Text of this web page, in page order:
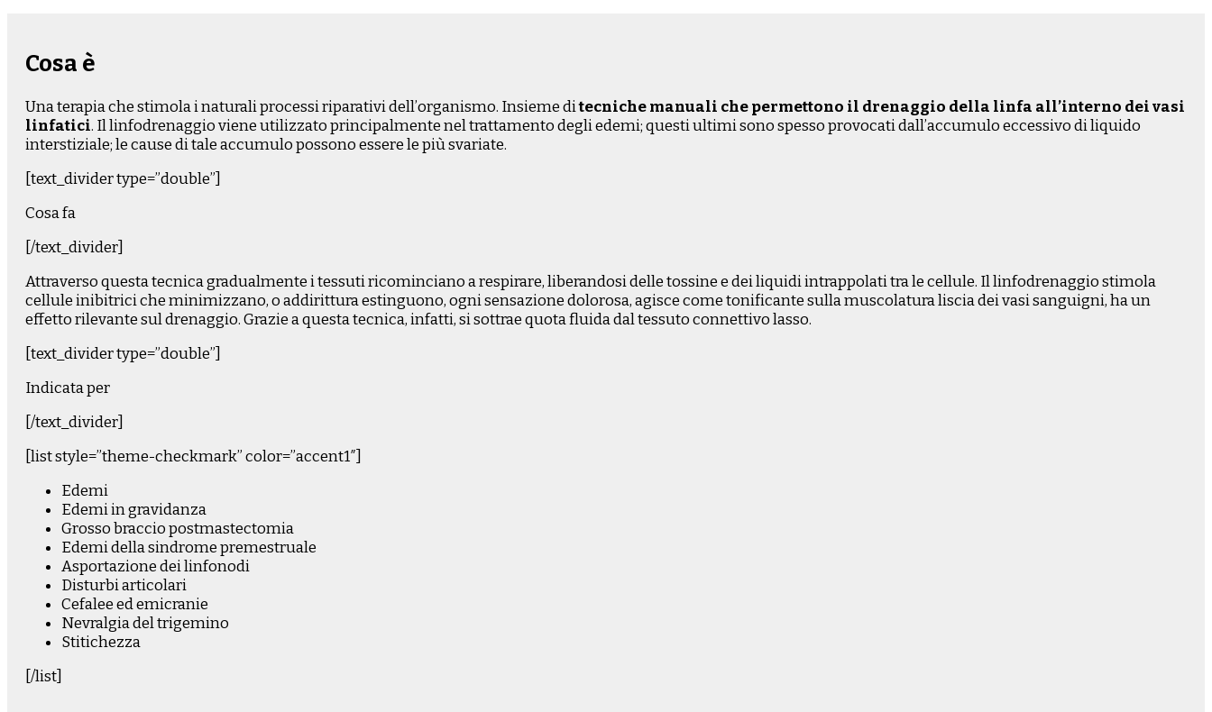
Cosa è
Una terapia che stimola i naturali processi riparativi dell’organismo. Insieme ditecniche manuali che permettono il drenaggio della linfa all’interno dei vasi
linfatici. Il linfodrenaggio viene utilizzato principalmente nel trattamento degli edemi; questi ultimi sono spesso provocati dall’accumulo eccessivo di liquido
interstiziale; le cause di tale accumulo possono essere le più svariate.
[text_divider type=”double”]
Cosa fa
[/text_divider]
Attraverso questa tecnica gradualmente i tessuti ricominciano a respirare, liberandosi delle tossine e dei liquidi intrappolati tra le cellule. Il linfodrenaggio stimola
cellule inibitrici che minimizzano, o addirittura estinguono, ogni sensazione dolorosa, agisce come tonificante sulla muscolatura liscia dei vasi sanguigni, ha un
effetto rilevante sul drenaggio. Grazie a questa tecnica, infatti, si sottrae quota fluida dal tessuto connettivo lasso.
[text_divider type=”double”]
Indicata per
[/text_divider]
[list style=”theme-checkmark” color=”accent1″]
Edemi
Edemi in gravidanza
Grosso braccio postmastectomia
Edemi della sindrome premestruale
Asportazione dei linfonodi
Disturbi articolari
Cefalee ed emicranie
Nevralgia del trigemino
Stitichezza
[/list]